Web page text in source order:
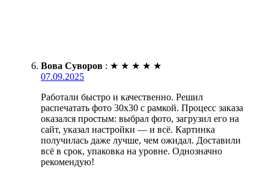
Вова Суворов : ★ ★ ★ ★ ★
07.09.2025
Работали быстро и качественно. Решил
распечатать фото 30х30 с рамкой. Процесс заказа
оказался простым: выбрал фото, загрузил его на
сайт, указал настройки — и всё. Картинка
получилась даже лучше, чем ожидал. Доставили
всё в срок, упаковка на уровне. Однозначно
рекомендую!